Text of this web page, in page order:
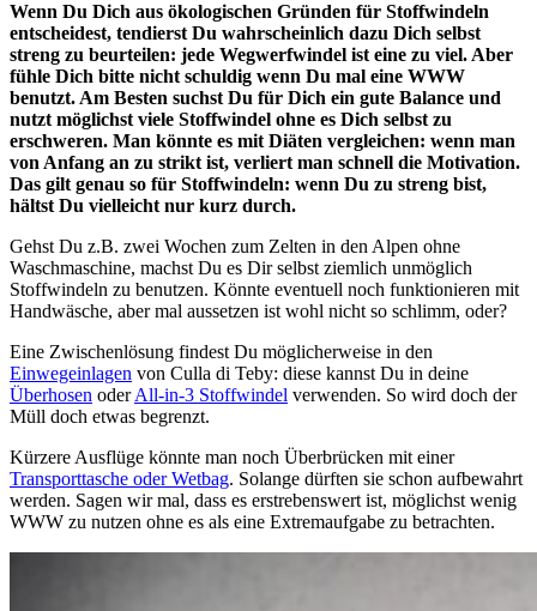
Wenn Du Dich aus ökologischen Gründen für Stoffwindeln
entscheidest, tendierst Du wahrscheinlich dazu Dich selbst
streng zu beurteilen: jede Wegwerfwindel ist eine zu viel. Aber
fühle Dich bitte nicht schuldig wenn Du mal eine WWW
benutzt. Am Besten suchst Du für Dich ein gute Balance und
nutzt möglichst viele Stoffwindel ohne es Dich selbst zu
erschweren. Man könnte es mit Diäten vergleichen: wenn man
von Anfang an zu strikt ist, verliert man schnell die Motivation.
Das gilt genau so für Stoffwindeln: wenn Du zu streng bist,
hältst Du vielleicht nur kurz durch.
Gehst Du z.B. zwei Wochen zum Zelten in den Alpen ohne
Waschmaschine, machst Du es Dir selbst ziemlich unmöglich
Stoffwindeln zu benutzen. Könnte eventuell noch funktionieren mit
Handwäsche, aber mal aussetzen ist wohl nicht so schlimm, oder?
Eine Zwischenlösung findest Du möglicherweise in den
Einwegeinlagen von Culla di Teby: diese kannst Du in deine
Überhosen oderAll-in-3 Stoffwindel verwenden. So wird doch der
Müll doch etwas begrenzt.
Kürzere Ausflüge könnte man noch Überbrücken mit einer
Transporttasche oder Wetbag. Solange dürften sie schon aufbewahrt
werden. Sagen wir mal, dass es erstrebenswert ist, möglichst wenig
WWW zu nutzen ohne es als eine Extremaufgabe zu betrachten.